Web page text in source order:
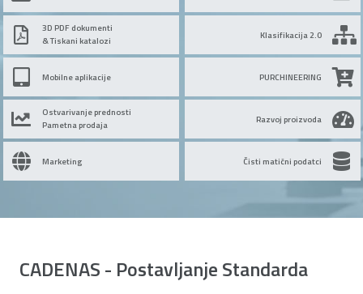
3D PDF dokumenti
& Tiskani katalozi
Mobilne aplikacije
Ostvarivanje prednosti
Pametna prodaja
Marketing
Klasifikacija 2.0
PURCHINEERING
Razvoj proizvoda
Čisti matični podatci
CADENAS - Postavljanje Standarda